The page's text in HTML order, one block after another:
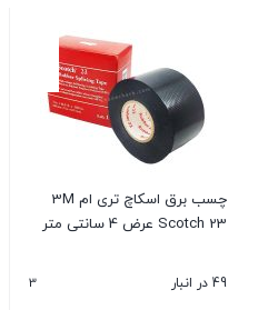
چسب برق اسکاچ تری ام 3M
Scotch 23 عرض 4 سانتی متر
49 در انبار 3